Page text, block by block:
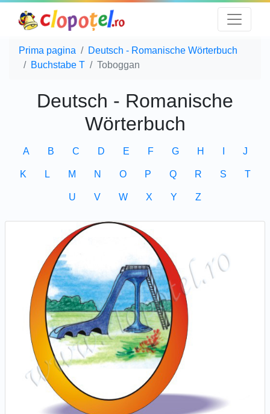
Prima pagina
Deutsch - Romanische Wörterbuch
Buchstabe T
Toboggan
Deutsch - Romanische
Wörterbuch
A B C D E F G H J
K L M N O P Q R S T
U V W X Y Z